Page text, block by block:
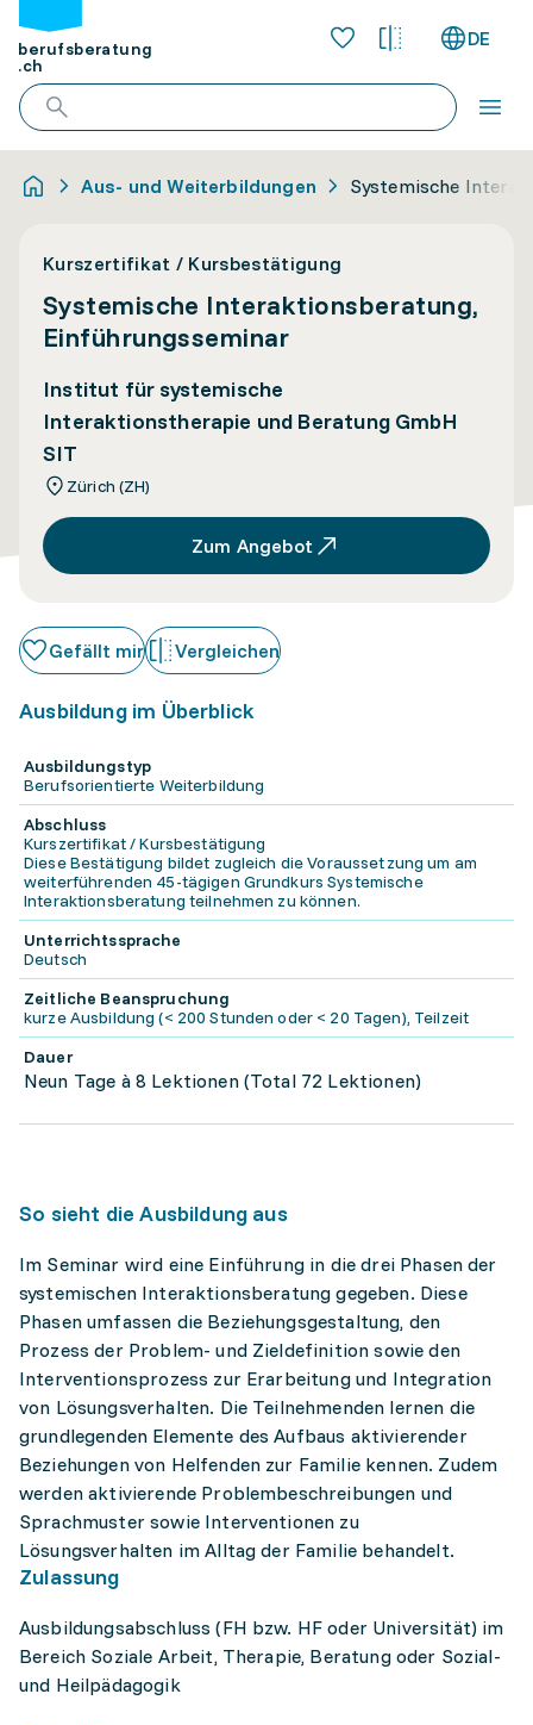
berufsberatung
.ch
DE
Aus- und Weiterbildungen Systemische
Kurszertifikat / Kursbestätigung
Systemische Interaktionsberatung,
Einführungsseminar
Institut für systemische
Interaktionstherapie und Beratung GmbH
SIT
Zürich (ZH)
Zum Angebot
Gefällt mir Vergleichen
Ausbildung im Überblick
Ausbildungstyp
Berufsorientierte Weiterbildung
Abschluss
Kurszertifikat / Kursbestätigung
Diese Bestätigung bildet zugleich die Voraussetzung um am
weiterführenden 45-tägigen Grundkurs Systemische
Interaktionsberatung teilnehmen zu können.
Unterrichtssprache
Deutsch
Zeitliche Beanspruchung
kurze Ausbildung (< 200 Stunden oder < 20 Tagen), Teilzeit
Dauer
Neun Tage à 8 Lektionen (Total 72 Lektionen)
So sieht die Ausbildung aus
Im Seminar wird eine Einführung in die drei Phasen der
systemischen Interaktionsberatung gegeben. Diese
Phasen umfassen die Beziehungsgestaltung, den
Prozess der Problem- und Zieldefinition sowie den
Interventionsprozess zur Erarbeitung und Integration
von Lösungsverhalten. Die Teilnehmenden lernen die
grundlegenden Elemente des Aufbaus aktivierender
Beziehungen von Helfenden zur Familie kennen. Zudem
werden aktivierende Problembeschreibungen und
Sprachmuster sowie Interventionen zu
Lösungsverhalten im Alltag der Familie behandelt.
Zulassung
Ausbildungsabschluss (FH bzw. HF oder Universität) im
Bereich Soziale Arbeit, Therapie, Beratung oder Sozial-
und Heilpädagogik